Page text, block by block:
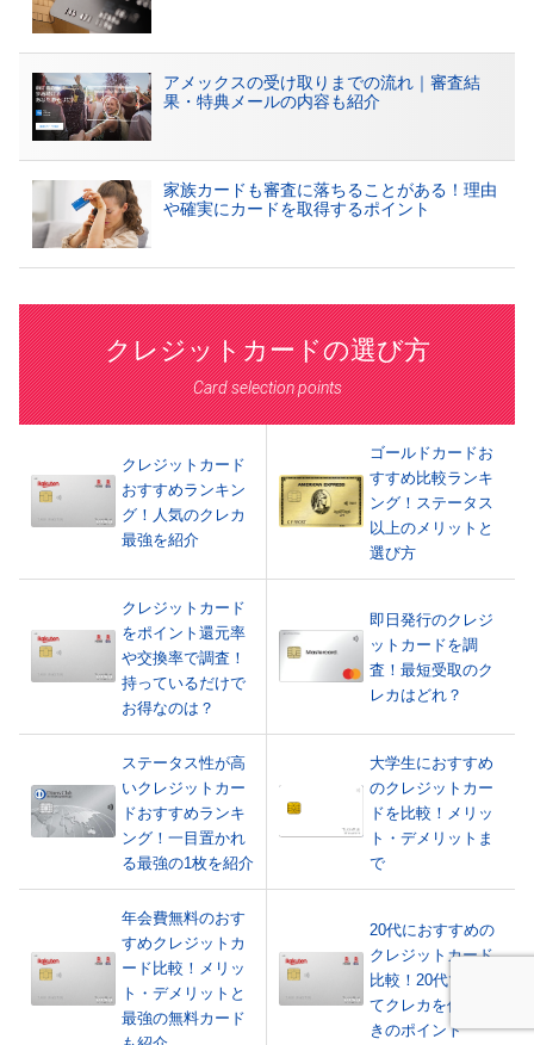
アメックスの受け取りまでの流れ｜審査結
果・特典メールの内容も紹介
家族カードも審査に落ちることがある！理由
や確実にカードを取得するポイント
クレジットカードの選び方
Card selection points
クレジットカード
おすすめランキン
グ！人気のクレカ
最強を紹介
ゴールドカードお
すすめ比較ランキ
ング！ステータス
以上のメリットと
選び方
クレジットカード
をポイント還元率
や交換率で調査！
持っているだけで
お得なのは？
即日発行のクレジ
ットカードを調
査！最短受取のク
レカはどれ？
ステータス性が高
いクレジットカー
ドおすすめランキ
ング！一目置かれ
る最強の1枚を紹介
大学生におすすめ
のクレジットカー
ドを比較！メリッ
ト・デメリットま
で
年会費無料のおす
すめクレジットカ
ード比較！メリッ
ト・デメリットと
最強の無料カード
20代におすすめの
クレジットカード
比較！20代で初め
てクレカを作ると
きのポイント